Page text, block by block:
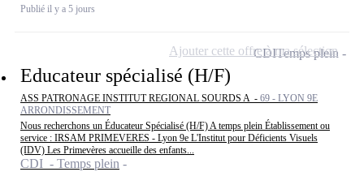
Publié il y a 5 jours
Educateur spécialisé (H/F)
ASS PATRONAGE INSTITUT REGIONAL SOURDS A - 69 - LYON 9E
ARRONDISSEMENT
Nous recherchons un Éducateur Spécialisé (H/F) A temps plein Établissement ou
service : IRSAM PRIMEVERES - Lyon 9e L'Institut pour Déficients Visuels
(IDV) Les Primevères accueille des enfants...
CDI - Temps plein
CDITemps plein
Ajouter cette offre à ma sélection